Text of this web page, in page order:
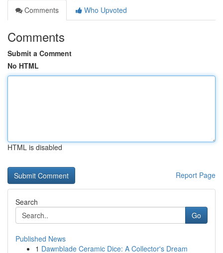
Comments
Who Upvoted
Comments
Submit a Comment
No HTML
HTML is disabled
Report Page
Search
Go
Published News
1 Dawnblade Ceramic Dice: A Collector's Dream